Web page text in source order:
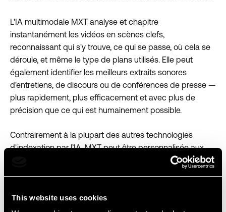
This website uses cookies
L'IA multimodale MXT analyse et chapitre
instantanément les vidéos en scènes clefs,
reconnaissant qui s'y trouve, ce qui se passe, où cela se
déroule, et même le type de plans utilisés. Elle peut
également identifier les meilleurs extraits sonores
d'entretiens, de discours ou de conférences de presse —
plus rapidement, plus efficacement et avec plus de
précision que ce qui est humainement possible.
Contrairement à la plupart des autres technologies
d'indexation par l’IA, MXT peut être personnalisée aux
besoins des utilisateurs. Les entreprises peuvent
types de contenu et ce à grande échelle. Ils peuvent